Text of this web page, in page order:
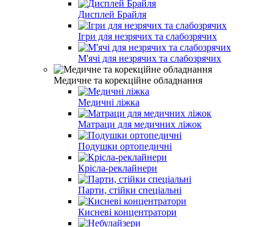
Дисплей Брайля
Ігри для незрячих та слабозрячих
М'ячі для незрячих та слабозрячих
Медичне та корекційне обладнання
Медичні ліжка
Матраци для медичних ліжок
Подушки ортопедичні
Крісла-реклайнери
Парти, стійки спеціальні
Кисневі концентратори